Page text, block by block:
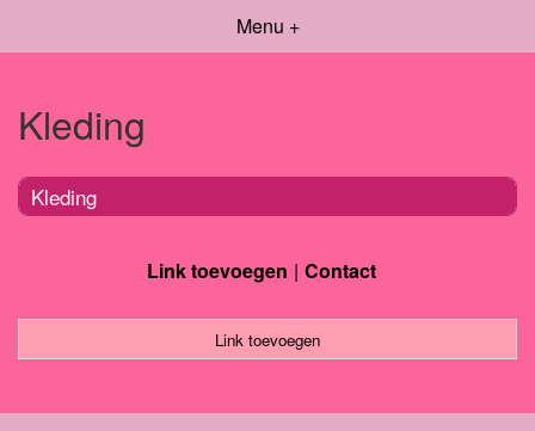
Menu +
Kleding
Kleding
Link toevoegen Contact
Link toevoegen